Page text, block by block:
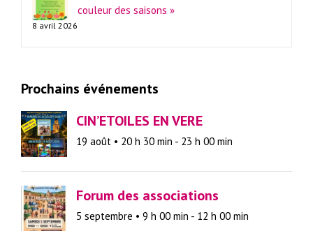
couleur des saisons »
8 avril 2026
Prochains événements
CIN’ETOILES EN VERE
19 août • 20 h 30 min - 23 h 00 min
Forum des associations
5 septembre • 9 h 00 min - 12 h 00 min